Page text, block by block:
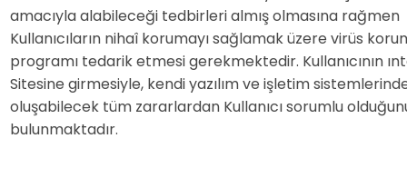
amacıyla alabileceği tedbirleri almış olmasına rağmen
Kullanıcıların nihaî korumayı sağlamak üzere virüs
programı tedarik etmesi gerekmektedir. Kullanıcının
Sitesine girmesiyle, kendi yazılım ve işletim
oluşabilecek tüm zararlardan Kullanıcı sorumlu
bulunmaktadır.